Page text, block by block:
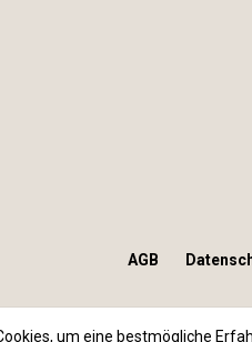
AGB
um eine bestmögliche